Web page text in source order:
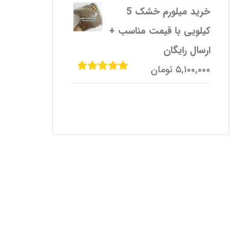
5
خرید میلورم خشک 5
کیلویی با قیمت مناسب +
ارسال رایگان
۵,۱۰۰,۰۰۰ تومان